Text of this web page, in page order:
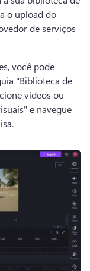
o upload do
de serviços
você pode
"Biblioteca de
vídeos ou
e navegue